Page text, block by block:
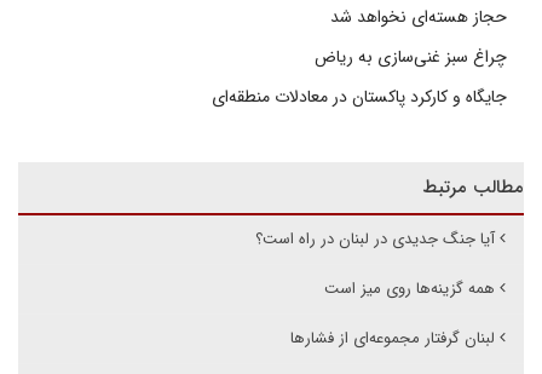
حجاز هسته‌ای نخواهد شد
چراغ سبز غنی‌سازی به ریاض
جایگاه و کارکرد پاکستان در معادلات منطقه‌ای
مطالب مرتبط
آیا جنگ جدیدی در لبنان در راه است؟
همه گزینه‌ها روی میز است
لبنان گرفتار مجموعه‌ای از فشارها